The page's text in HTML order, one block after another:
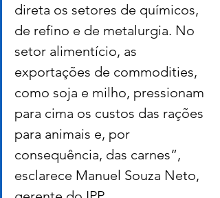
direta os setores de químicos,
de refino e de metalurgia. No
setor alimentício, as
exportações de commodities,
como soja e milho, pressionam
para cima os custos das rações
para animais e, por
consequência, das carnes”,
esclarece Manuel Souza Neto,